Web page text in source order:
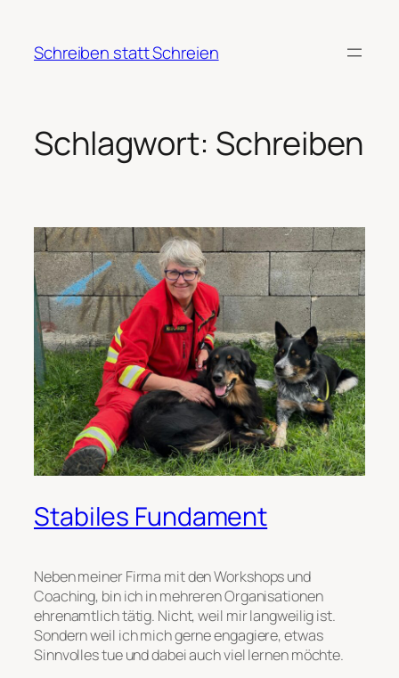
springen
Schreiben statt Schreien
Schlagwort: Schreiben
Stabiles Fundament
Neben meiner Firma mit den Workshops und
Coaching, bin ich in mehreren Organisationen
ehrenamtlich tätig. Nicht, weil mir langweilig ist.
Sondern weil ich mich gerne engagiere, etwas
Sinnvolles tue und dabei auch viel lernen möchte.